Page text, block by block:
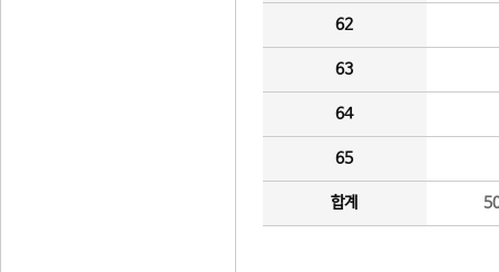
62
63
64
65
합계